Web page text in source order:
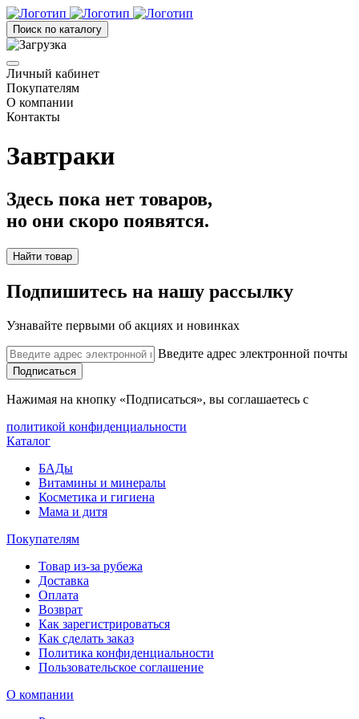
Поиск по каталогу
Личный кабинет
Покупателям
О компании
Контакты
Завтраки
Здесь пока нет товаров,
но они скоро появятся.
Найти товар
Подпишитесь на нашу рассылку
Узнавайте первыми об акциях и новинках
Введите адрес электронной почты
Подписаться
Нажимая на кнопку «Подписаться», вы соглашаетесь с
политикой конфиденциальности
Каталог
БАДы
Витамины и минералы
Косметика и гигиена
Мама и дитя
Покупателям
Товар из-за рубежа
Доставка
Оплата
Возврат
Как зарегистрироваться
Как сделать заказ
Политика конфиденциальности
Пользовательское соглашение
О компании